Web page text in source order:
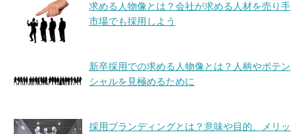
求める人物像とは？会社が求める人材を売り手
市場でも採用しよう
新卒採用での求める人物像とは？人柄やポテン
シャルを見極めるために
採用ブランディングとは？意味や目的、メリッ